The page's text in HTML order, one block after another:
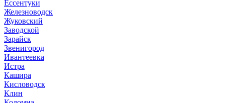
Ессентуки
Железноводск
Жуковский
Заводской
Зарайск
Звенигород
Ивантеевка
Истра
Кашира
Кисловодск
Клин